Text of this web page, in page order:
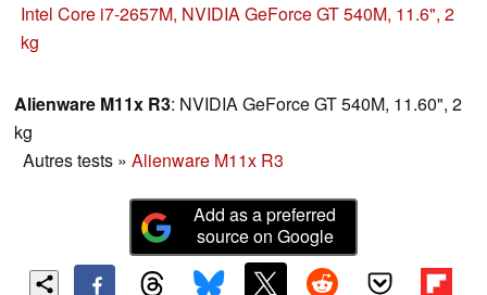
passer de la GT 335M à la GT 540M. Vous en saurez plus
sur le M11x R3 dans ce test détaillé.
Intel Core i7-2657M, NVIDIA GeForce GT 540M, 11.6", 2
kg
Alienware M11x R3: NVIDIA GeForce GT 540M, 11.60", 2
kg
Autres tests » Alienware M11x R3
Add as a preferred
source on Google